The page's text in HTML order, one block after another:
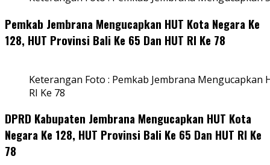
Pemkab Jembrana Mengucapkan HUT Kota Negara Ke
128, HUT Provinsi Bali Ke 65 Dan HUT RI Ke 78
Keterangan Foto : Pemkab Jembrana Mengucapkan
RI Ke 78
DPRD Kabupaten Jembrana Mengucapkan HUT Kota
Negara Ke 128, HUT Provinsi Bali Ke 65 Dan HUT RI Ke
78